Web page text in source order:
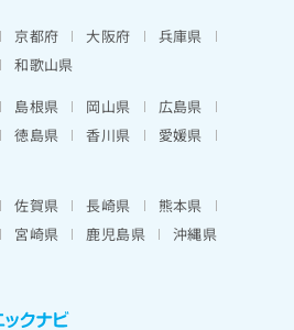
京都府 大阪府
兵庫県
和歌山県
島根県 岡山県
広島県
徳島県 香川県
愛媛県
佐賀県 長崎県
熊本県
宮崎県 鹿児島県 沖縄県